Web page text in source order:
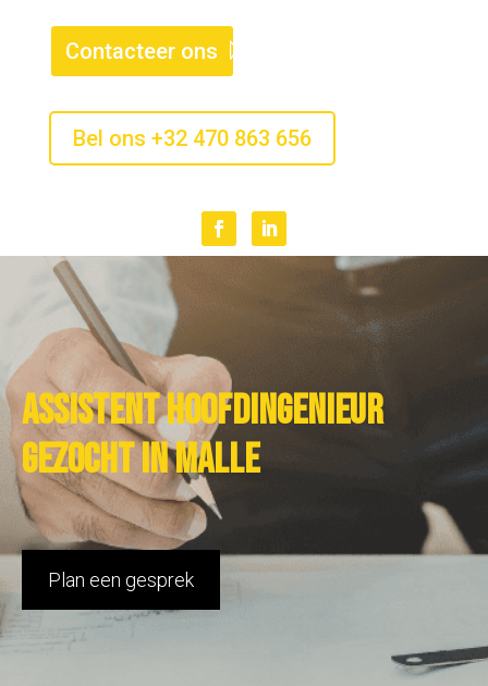
Contacteer ons
Bel ons +32 470 863 656
Assistent hoofdingenieur
gezocht in Malle
Plan een gesprek